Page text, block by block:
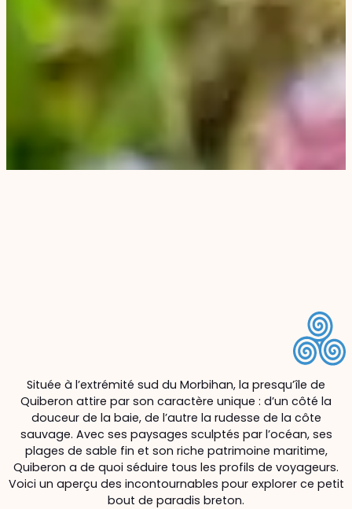
Située à l’extrémité sud du Morbihan, la presqu’île de
Quiberon attire par son caractère unique : d’un côté la
douceur de la baie, de l’autre la rudesse de la côte
sauvage. Avec ses paysages sculptés par l’océan, ses
plages de sable fin et son riche patrimoine maritime,
Quiberon a de quoi séduire tous les profils de voyageurs.
Voici un aperçu des incontournables pour explorer ce petit
bout de paradis breton.